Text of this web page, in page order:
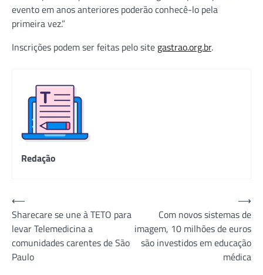
evento em anos anteriores poderão conhecê-lo pela
primeira vez.”
Inscrições podem ser feitas pelo site gastrao.org.br.
Redação
Navegação
de
Post
⟵
Sharecare se une à TETO para
levar Telemedicina a
comunidades carentes de São
Paulo
Com novos sistemas de
imagem, 10 milhões de euros
são investidos em educação
médica
⟶